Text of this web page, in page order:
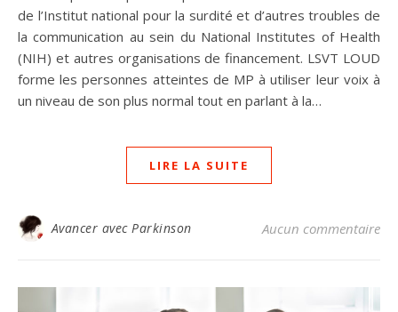
de l’Institut national pour la surdité et d’autres troubles de
la communication au sein du National Institutes of Health
(NIH) et autres organisations de financement. LSVT LOUD
forme les personnes atteintes de MP à utiliser leur voix à
un niveau de son plus normal tout en parlant à la…
LIRE LA SUITE
Avancer avec Parkinson Aucun commentaire